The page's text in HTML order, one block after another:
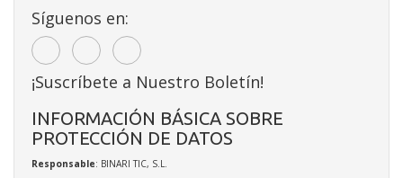
Síguenos en:
¡Suscríbete a Nuestro Boletín!
INFORMACIÓN BÁSICA SOBRE
PROTECCIÓN DE DATOS
Responsable: BINARI TIC, S.L.